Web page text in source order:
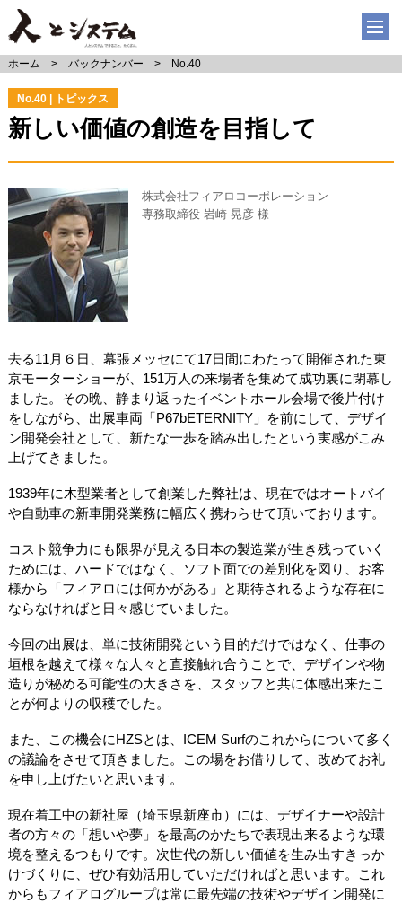
ホーム バックナンバー No.40
No.40 | トピックス
新しい価値の創造を目指して
株式会社フィアロコーポレーション
専務取締役 岩崎 晃彦 様
去る11月６日、幕張メッセにて17日間にわたって開催された東
京モーターショーが、151万人の来場者を集めて成功裏に閉幕し
ました。その晩、静まり返ったイベントホール会場で後片付け
をしながら、出展車両「P67bETERNITY」を前にして、デザイ
ン開発会社として、新たな一歩を踏み出したという実感がこみ
上げてきました。
1939年に木型業者として創業した弊社は、現在ではオートバイ
や自動車の新車開発業務に幅広く携わらせて頂いております。
コスト競争力にも限界が見える日本の製造業が生き残っていく
ためには、ハードではなく、ソフト面での差別化を図り、お客
様から「フィアロには何かがある」と期待されるような存在に
ならなければと日々感じていました。
今回の出展は、単に技術開発という目的だけではなく、仕事の
垣根を越えて様々な人々と直接触れ合うことで、デザインや物
造りが秘める可能性の大きさを、スタッフと共に体感出来たこ
とが何よりの収穫でした。
また、この機会にHZSとは、ICEM Surfのこれからについて多く
の議論をさせて頂きました。この場をお借りして、改めてお礼
を申し上げたいと思います。
現在着工中の新社屋（埼玉県新座市）には、デザイナーや設計
者の方々の「想いや夢」を最高のかたちで表現出来るような環
境を整えるつもりです。次世代の新しい価値を生み出すきっか
けづくりに、ぜひ有効活用していただければと思います。これ
からもフィアログループは常に最先端の技術やデザイン開発に